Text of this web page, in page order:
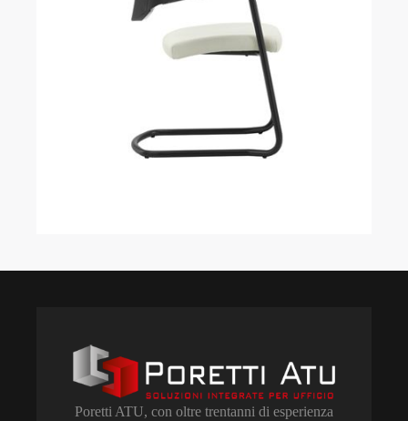
Poretti ATU, con oltre trentanni di esperienza